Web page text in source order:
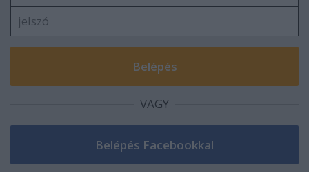
VAGY